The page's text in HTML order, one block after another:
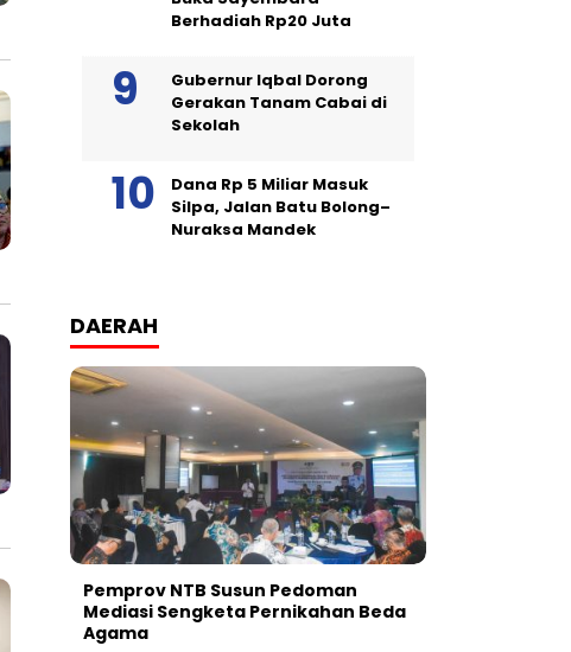
Berhadiah Rp20 Juta
Gubernur Iqbal Dorong
Gerakan Tanam Cabai di
Sekolah
Dana Rp 5 Miliar Masuk
Silpa, Jalan Batu Bolong–
Nuraksa Mandek
DAERAH
Pemprov NTB Susun Pedoman
Mediasi Sengketa Pernikahan Beda
Agama